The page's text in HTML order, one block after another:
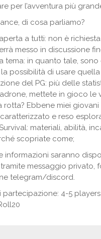
per l’avventura più
di cosa parliamo?
a tutti: non è
messo in discussione
tema: in quanto tale,
possibilità di usare
del PG: più delle
mettete in gioco le
rotta? Ebbene miei
e reso
materiali, abilità,
scopriate come;
informazioni saranno
messaggio privato,
telegram/discord.
partecipazione: 4-5 players